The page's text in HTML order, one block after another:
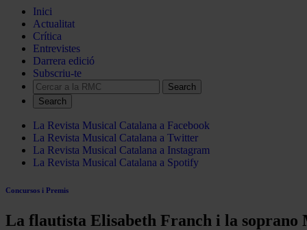
Inici
Actualitat
Crítica
Entrevistes
Darrera edició
Subscriu-te
Search
La Revista Musical Catalana a Facebook
La Revista Musical Catalana a Twitter
La Revista Musical Catalana a Instagram
La Revista Musical Catalana a Spotify
Concursos i Premis
La flautista Elisabeth Franch i la soprano